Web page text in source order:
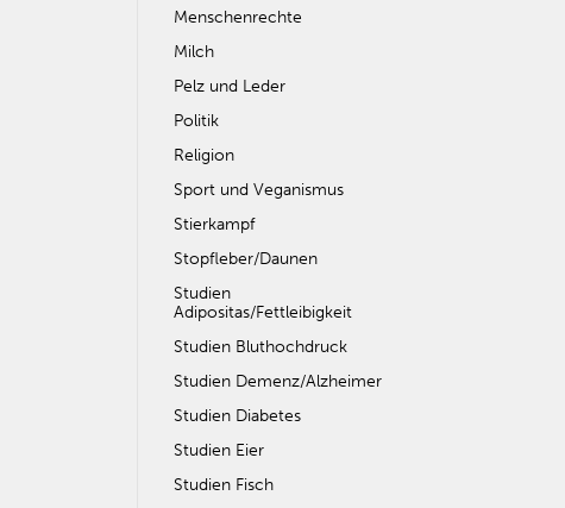
Menschenrechte
Milch
Pelz und Leder
Politik
Religion
Sport und Veganismus
Stierkampf
Stopfleber/Daunen
Studien
Adipositas/Fettleibigkeit
Studien Bluthochdruck
Studien Demenz/Alzheimer
Studien Diabetes
Studien Eier
Studien Fisch